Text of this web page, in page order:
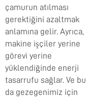
çamurun atılması
gerektiğini azaltmak
anlamına gelir. Ayrıca,
makine işçiler yerine
görevi yerine
yüklendiğinde enerji
tasarrufu sağlar. Ve bu
da gezegenimiz için